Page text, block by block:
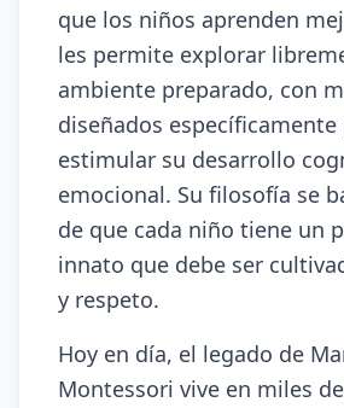
que los niños aprenden
les permite explorar
ambiente preparado, con
diseñados específicamente
estimular su desarrollo
emocional. Su filosofía se
de que cada niño tiene un
innato que debe ser
y respeto.
Hoy en día, el legado de
Montessori vive en miles